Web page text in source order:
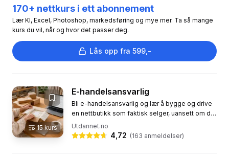
170+ nettkurs i ett abonnement
Lær KI, Excel, Photoshop, markedsføring og mye mer. Ta så mange
kurs du vil, når og hvor det passer deg.
Lås opp fra 599,-
15kurs
E-handelsansvarlig
Bli e-handelsansvarlig og lær å bygge og drive
en nettbutikk som faktisk selger, uansett om du
velger Shopify, WooCommerce eller Magento. I
dette nettstudiet...
Utdannet.no
4,72 (163 anmeldelser)